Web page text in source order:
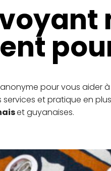
pour vous aider
et pratique en
et guyanaises.